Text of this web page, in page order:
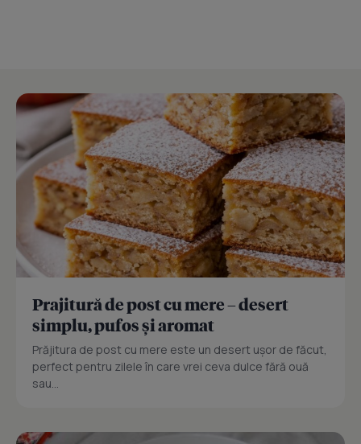
Prajitură de post cu mere – desert
simplu, pufos și aromat
Prăjitura de post cu mere este un desert ușor de făcut,
perfect pentru zilele în care vrei ceva dulce fără ouă
sau...